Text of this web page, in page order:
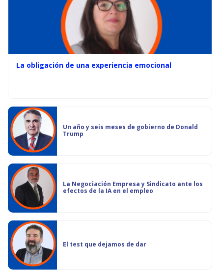
La obligación de una experiencia emocional
Un año y seis meses de gobierno de Donald
Trump
La Negociación Empresa y Sindicato ante los
efectos de la IA en el empleo
El test que dejamos de dar